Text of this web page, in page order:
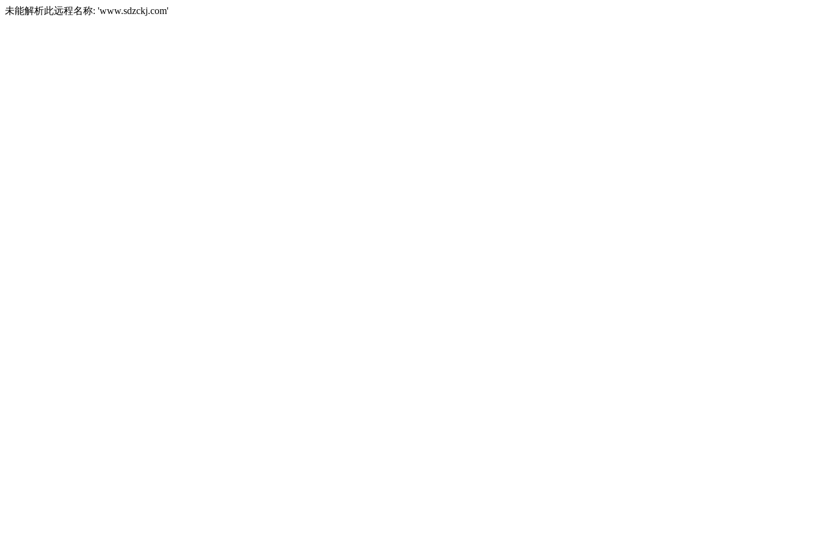
未能解析此远程名称: 'www.sdzckj.com'